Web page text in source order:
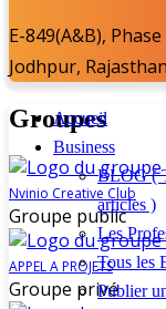
E-849(A&B),
Jodhpur,
Groupes
Nvinio Creative Club
Groupe public
APPEL A PROJETS
Groupe privé
Accueil
Business
BLOG (
articles )
Les
Tous les
Publier